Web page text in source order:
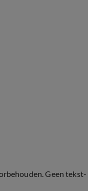
Geen tekst-